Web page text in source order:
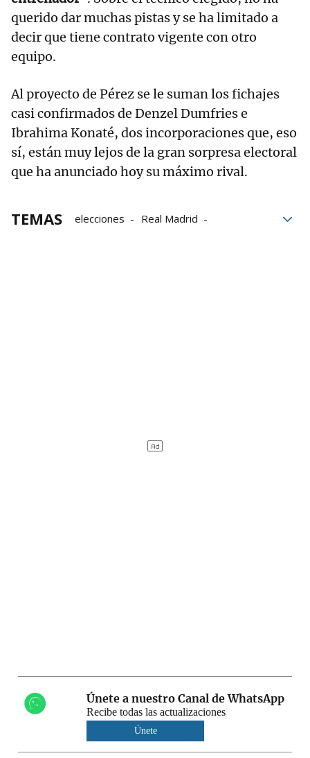
querido dar muchas pistas y se ha limitado a
decir que tiene contrato vigente con otro
equipo.
Al proyecto de Pérez se le suman los fichajes
casi confirmados de Denzel Dumfries e
Ibrahima Konaté, dos incorporaciones que, eso
sí, están muy lejos de la gran sorpresa electoral
que ha anunciado hoy su máximo rival.
TEMAS elecciones
Real Madrid
Únete a nuestro Canal de WhatsApp
Recibe todas las actualizaciones
Únete